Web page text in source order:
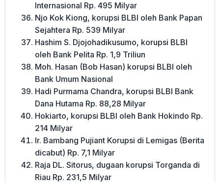
Internasional Rp. 495 Milyar
Njo Kok Kiong, korupsi BLBI oleh Bank Papan
Sejahtera Rp. 539 Milyar
Hashim S. Djojohadikusumo, korupsi BLBI
oleh Bank Pelita Rp. 1,9 Triliun
Moh. Hasan (Bob Hasan) korupsi BLBI oleh
Bank Umum Nasional
Hadi Purmama Chandra, korupsi BLBI Bank
Dana Hutama Rp. 88,28 Milyar
Hokiarto, korupsi BLBI oleh Bank Hokindo Rp.
214 Milyar
Ir. Bambang Pujiant Korupsi di Lemigas (Berita
dicabut) Rp. 7,1 Milyar
Raja DL. Sitorus, dugaan korupsi Torganda di
Riau Rp. 231,5 Milyar